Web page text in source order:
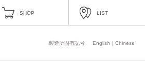
SHOP LIST
English Chinese
製造所固有記号